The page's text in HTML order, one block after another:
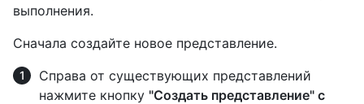
выполнения.
Сначала создайте новое представление.
Справа от существующих представлений
нажмите кнопку "Создать представление" с